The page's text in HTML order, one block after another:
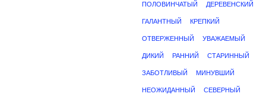
ПОЛОВИНЧАТЫЙ ДЕРЕВЕНСКИЙ
ГАЛАНТНЫЙ КРЕПКИЙ
ОТВЕРЖЕННЫЙ УВАЖАЕМЫЙ
ДИКИЙ РАННИЙ СТАРИННЫЙ
ЗАБОТЛИВЫЙ МИНУВШИЙ
НЕОЖИДАННЫЙ СЕВЕРНЫЙ